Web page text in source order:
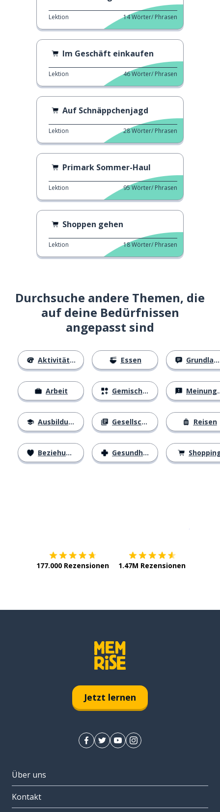
Lektion 14Wörter/ Phrasen
Im Geschäft einkaufen
Lektion 46Wörter/ Phrasen
Auf Schnäppchenjagd
Lektion 28Wörter/ Phrasen
Primark Sommer-Haul
Lektion 95Wörter/ Phrasen
Shoppen gehen
Lektion 18Wörter/ Phrasen
Durchsuche andere Themen, die
auf deine Bedürfnissen
angepasst sind
Aktivitäten
Arbeit
Ausbildung
Beziehungen
Essen
Gemischtes
Gesellschaft
Gesundheit
Grundlagen
Meinungen
Reisen
177.000 Rezensionen 1.47M Rezensionen
Jetzt lernen
Über uns
Kontakt